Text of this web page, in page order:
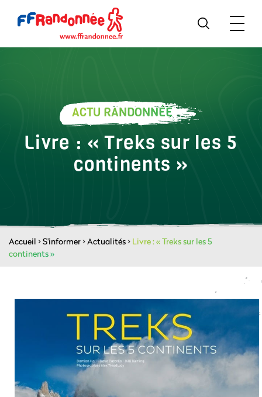
ACTU RANDONNÉE
Livre : « Treks sur les 5
continents »
Accueil >S'informer>Actualités> Livre : « Treks sur les 5
continents »